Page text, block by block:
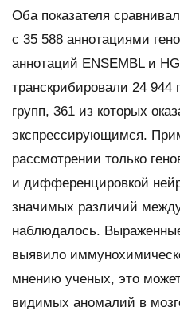
Оба показателя
с 35 588 аннотациями
аннотаций ENSEMBL и
транскрибировали 24 944
групп, 361 из которых
экспрессирующимся.
рассмотрении только
и дифференцировкой
значимых различий
наблюдалось.
выявило
мнению ученых, это
видимых аномалий в